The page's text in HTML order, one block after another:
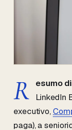
R esumo
LinkedIn
executivo,
paga), a